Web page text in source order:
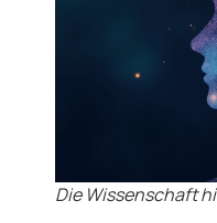
Die Wissenschaft